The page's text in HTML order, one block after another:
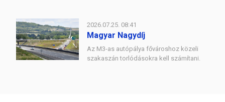
2026.07.25. 08:41
Magyar Nagydíj
Az M3-as autópálya fővároshoz közeli
szakaszán torlódásokra kell számítani.